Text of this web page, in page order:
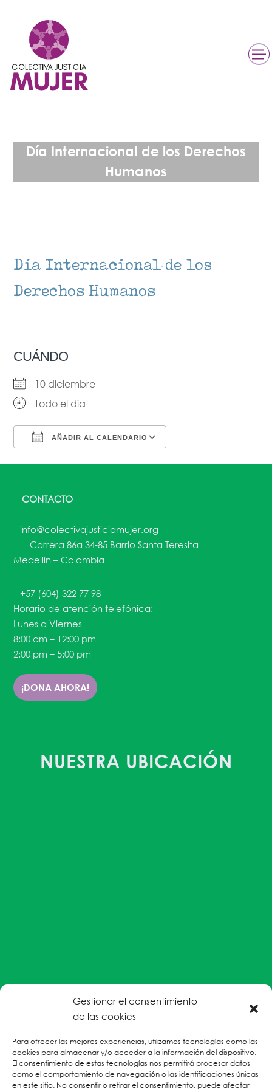
Gestionar el consentimiento
de las cookies
Para ofrecer las mejores experiencias, utilizamos tecnologías como las
cookies para almacenar y/o acceder a la información del dispositivo.
El consentimiento de estas tecnologías nos permitirá procesar datos
como el comportamiento de navegación o las identificaciones únicas
en este sitio. No consentir o retirar el consentimiento, puede afectar
Día Internacional de los Derechos
Humanos
Día Internacional de los
Derechos Humanos
CUÁNDO
10 diciembre
Todo el día
AÑADIR AL CALENDARIO
CONTACTO
info@colectivajusticiamujer.org
Carrera 86a 34-85 Barrio Santa Teresita
Medellín – Colombia
+57 (604) 322 77 98
Horario de atención telefónica:
Lunes a Viernes
8:00 am – 12:00 pm
2:00 pm – 5:00 pm
¡DONA AHORA!
NUESTRA UBICACIÓN
#EnColectiva estamos comprometidas con la
parte del personal humanitario hacia personas
refugiadas, migrantes desplazadas internas y/o
victimas sobrevivientes de Violencias Basadas en